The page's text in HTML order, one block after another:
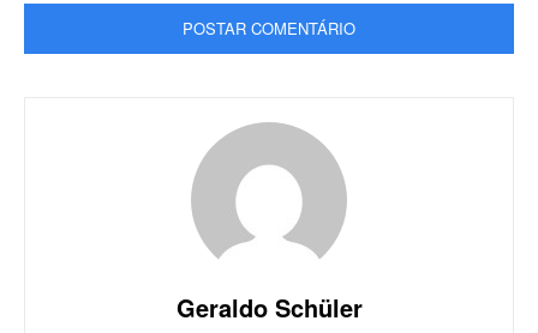
Geraldo Schüler